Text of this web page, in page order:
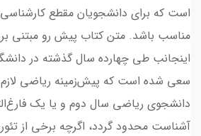
است که برای دانشجویان مقطع
مناسب باشد. متن کتاب پیش رو مبتنی
اینجانب طی چهارده سال گذشته در
سعی شده است که پیش‌زمینه ریاضی
دانشجوی ریاضی سال دوم و یا یک
آشناست محدود گردد، اگرچه برخی از